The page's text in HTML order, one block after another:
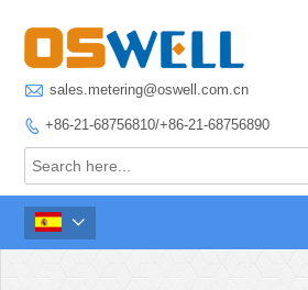
 sales.metering@oswell.com.cn
 +86-21-68756810/+86-21-68756890
